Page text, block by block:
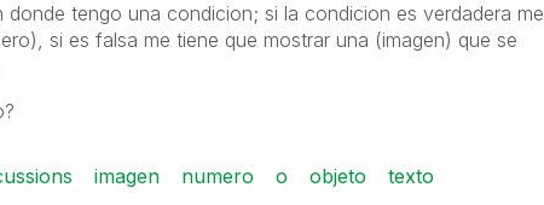
tengo una condicion; si la condicion es verdadera me
si es falsa me tiene que mostrar una (imagen) que se
imagen numero o objeto texto